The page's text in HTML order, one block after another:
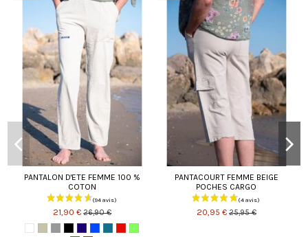
PANTALON D'ETE FEMME 100 %
COTON
21,90 €26,90 €
PANTACOURT FEMME BEIGE
POCHES CARGO
20,95 € 25,95 €